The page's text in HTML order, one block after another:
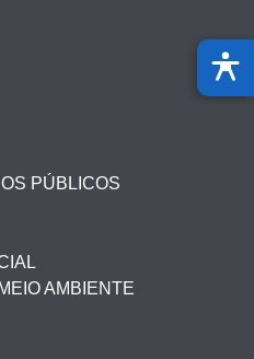
PÚBLICOS
AMBIENTE